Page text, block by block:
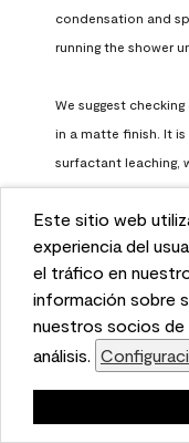
This website uses
and to analyze
We also share
with our social
partners. Cookie
Este sitio web
experiencia del
el tráfico en
información sobre
nuestros socios de
análisis.
condensation and
running the shower
We suggest
in a matte finish. It
surfactant leaching,
have enough time
high humidity. To
https://
paints-stains/
paint
Benjamin Moore
a month ago